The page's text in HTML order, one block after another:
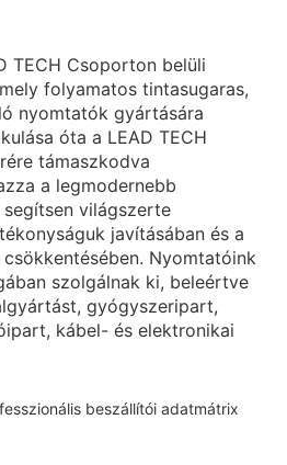
TECH Csoporton belüli
folyamatos tintasugaras,
nyomtatók gyártására
óta a LEAD TECH
támaszkodva
a legmodernebb
világszerte
javításában és a
Nyomtatóink
szolgálnak ki, beleértve
gyógyszeripart,
kábel- és elektronikai